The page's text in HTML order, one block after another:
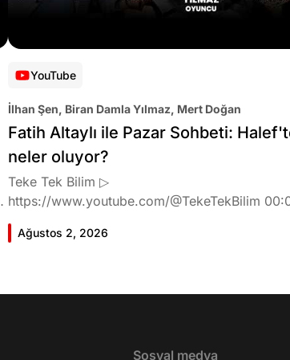
YouTube
İlhan Şen, Biran Damla Yılmaz, Mert Doğan
Fatih Altaylı ile Pazar Sohbeti:
neler oluyor?
Teke Tek Bilim ▷
https://www.youtube.com/@TekeTekBilim 00:00
Giriş 02:46 Biran Damla Yılmaz dizi teklifi
geldiğinde neler hissetti? 05:41 Oynadığı role
neler kattı? 17:52 İlhan Şen, ayakkabı
mi? 22:22 Biran Damla Yılmaz nereli, nasıl bir
Ağustos 2, 2026
Sosyal medya